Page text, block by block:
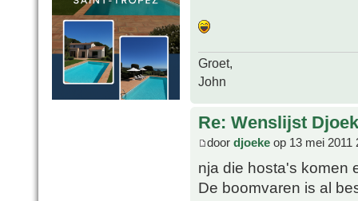
Groet,
John
Re: Wenslijst
door djoeke op 13 mei 2011
nja die hosta's komen
De boomvaren is al